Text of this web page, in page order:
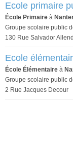
Ecole primaire
École Primaire à
Groupe scolaire public
130 Rue Salvador
Ecole
École Élémentaire à
Groupe scolaire public
2 Rue Jacques Decour